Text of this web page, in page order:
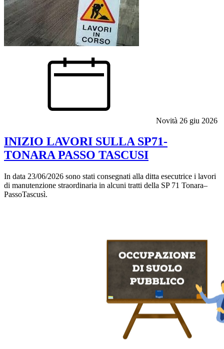
Novità 26 giu 2026
INIZIO LAVORI SULLA SP71-
TONARA PASSO TASCUSI
In data 23/06/2026 sono stati consegnati alla ditta esecutrice i lavori
di manutenzione straordinaria in alcuni tratti della SP 71 Tonara–
PassoTascusì.